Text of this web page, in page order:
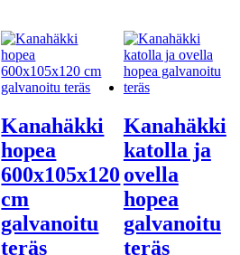
Kanahäkki
hopea
600x105x120
cm
galvanoitu
teräs
Kanahäkki
katolla ja
ovella
hopea
galvanoitu
teräs